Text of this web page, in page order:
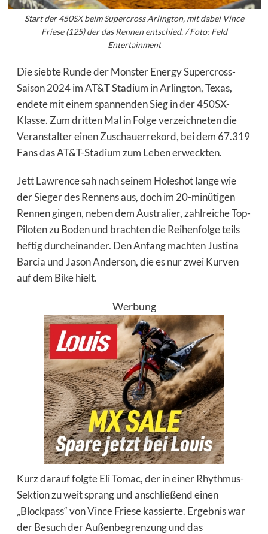
Start der 450SX beim Supercross Arlington, mit dabei Vince
Friese (125) der das Rennen entschied. / Foto: Feld
Entertainment
Die siebte Runde der Monster Energy Supercross-
Saison 2024 im AT&T Stadium in Arlington, Texas,
endete mit einem spannenden Sieg in der 450SX-
Klasse. Zum dritten Mal in Folge verzeichneten die
Veranstalter einen Zuschauerrekord, bei dem 67.319
Fans das AT&T-Stadium zum Leben erweckten.
Jett Lawrence sah nach seinem Holeshot lange wie
der Sieger des Rennens aus, doch im 20-minütigen
Rennen gingen, neben dem Australier, zahlreiche Top-
Piloten zu Boden und brachten die Reihenfolge teils
heftig durcheinander. Den Anfang machten Justina
Barcia und Jason Anderson, die es nur zwei Kurven
auf dem Bike hielt.
Werbung
Kurz darauf folgte Eli Tomac, der in einer Rhythmus-
Sektion zu weit sprang und anschließend einen
„Blockpass“ von Vince Friese kassierte. Ergebnis war
der Besuch der Außenbegrenzung und das